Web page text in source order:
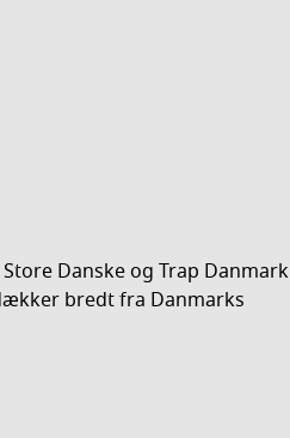
Danske og Trap Danmark
bredt fra Danmarks